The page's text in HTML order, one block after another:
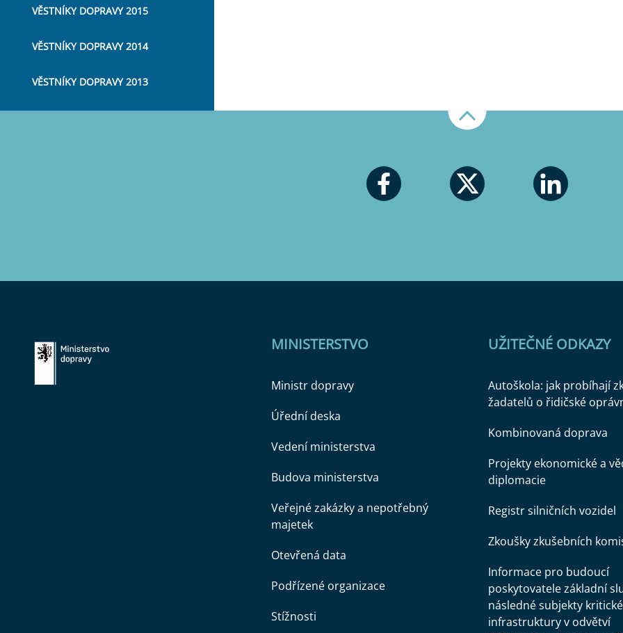
VĚSTNÍKY DOPRAVY 2015
VĚSTNÍKY DOPRAVY 2014
VĚSTNÍKY DOPRAVY 2013
MINISTERSTVO
Ministr dopravy
Úřední deska
Vedení ministerstva
Budova ministerstva
Veřejné zakázky a nepotřebný
majetek
Otevřená data
Podřízené organizace
Stížnosti
UŽITEČNÉ ODKAZY
Autoškola: jak probíhají
žadatelů o řidičské
Kombinovaná doprava
Projekty ekonomické a
diplomacie
Registr silničních vozidel
Zkoušky zkušebních
Informace pro budoucí
poskytovatele základní
následné subjekty kritické
infrastruktury v odvětví